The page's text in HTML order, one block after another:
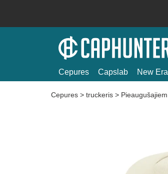
Cepures Capslab New Era
Cepures > truckeris > Pieaugušajiem